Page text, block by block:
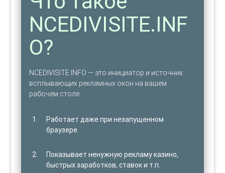
NCEDIVISITE.INF
O?
NCEDIVISITE.INFO — это инициатор и источник
всплывающих рекламных окон на вашем
рабочем столе.
Работает даже при незапущенном
браузере.
Показывает ненужную рекламу казино,
быстрых заработков, ставок и т.п.